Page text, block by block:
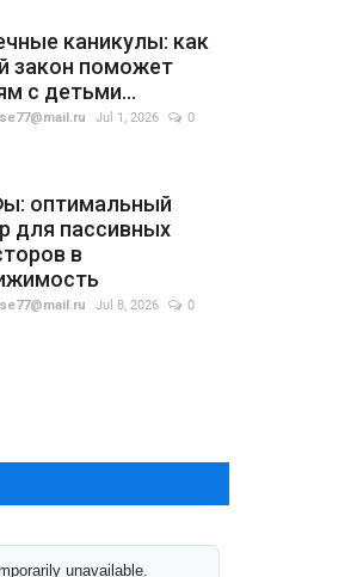
каникулы: как
закон поможет
с детьми...
Jul 1, 2026
0
оптимальный
для пассивных
в
Jul 8, 2026
0